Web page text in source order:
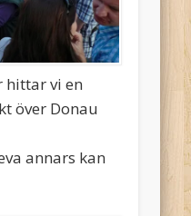
hittar vi en
över Donau
annars kan